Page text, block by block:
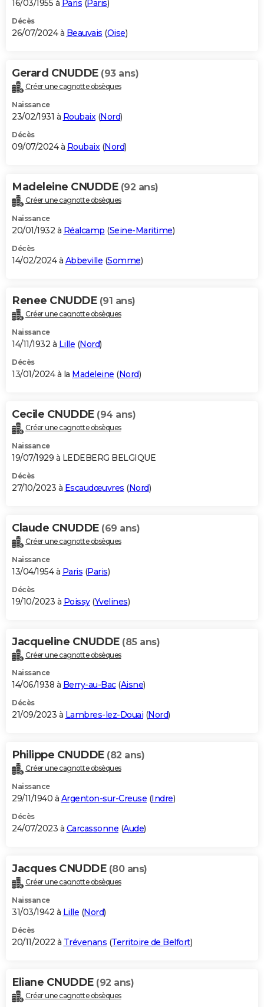
16/03/1955 à Paris (Paris)
Décès
26/07/2024 à Beauvais (Oise)
Gerard CNUDDE (93 ans)
Créer une cagnotte obsèques
Naissance
23/02/1931 à Roubaix(Nord)
Décès
09/07/2024 à Roubaix(Nord)
Madeleine CNUDDE (92 ans)
Créer une cagnotte obsèques
Naissance
20/01/1932 à Réalcamp (Seine-Maritime)
Décès
14/02/2024 à Abbeville (Somme)
Renee CNUDDE (91 ans)
Créer une cagnotte obsèques
Naissance
14/11/1932 à Lille (Nord)
Décès
13/01/2024 à la Madeleine (Nord)
Cecile CNUDDE (94 ans)
Créer une cagnotte obsèques
Naissance
19/07/1929 à LEDEBERG BELGIQUE
Décès
27/10/2023 à Escaudœuvres (Nord)
Claude CNUDDE (69 ans)
Créer une cagnotte obsèques
Naissance
13/04/1954 à Paris (Paris)
Décès
19/10/2023 à Poissy(Yvelines)
Jacqueline CNUDDE (85 ans)
Créer une cagnotte obsèques
Naissance
14/06/1938 à Berry-au-Bac(Aisne)
Décès
21/09/2023 à Lambres-lez-Douai (Nord)
Philippe CNUDDE (82 ans)
Créer une cagnotte obsèques
Naissance
29/11/1940 à Argenton-sur-Creuse (Indre)
Décès
24/07/2023 à Carcassonne (Aude)
Jacques CNUDDE (80 ans)
Créer une cagnotte obsèques
Naissance
31/03/1942 à Lille (Nord)
Décès
20/11/2022 à Trévenans (Territoire de Belfort)
Eliane CNUDDE (92 ans)
Créer une cagnotte obsèques